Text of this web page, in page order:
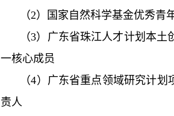
（2）国家自然科学基金优秀青
（3）广东省珠江人才计划本土
一核心成员
（4）广东省重点领域研究计划
责人